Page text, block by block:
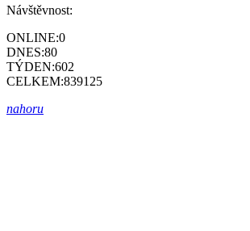
Návštěvnost:
ONLINE:0
DNES:80
TÝDEN:602
CELKEM:839125
nahoru